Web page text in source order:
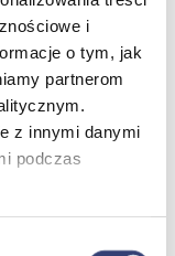
i
o tym, jak
partnerom
z innymi danymi
podczas